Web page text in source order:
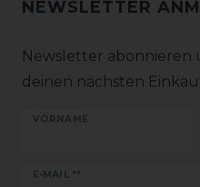
NEWSLETTER
Newsletter abonnieren
deinen nächsten
VORNAME
E-MAIL **
Newsletter